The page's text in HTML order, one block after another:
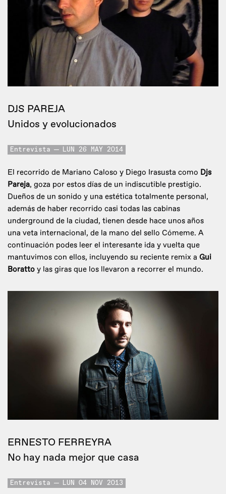
DJS PAREJA
Unidos y evolucionados
Entrevista LUN 26 MAY 2014
El recorrido de Mariano Caloso y Diego Irasusta como Djs
Pareja, goza por estos días de un indiscutible prestigio.
Dueños de un sonido y una estética totalmente personal,
además de haber recorrido casi todas las cabinas
underground de la ciudad, tienen desde hace unos años
una veta internacional, de la mano del sello Cómeme. A
continuación podes leer el interesante ida y vuelta que
mantuvimos con ellos, incluyendo su reciente remix a Gui
Boratto y las giras que los llevaron a recorrer el mundo.
ERNESTO FERREYRA
No hay nada mejor que casa
Entrevista LUN 04 NOV 2013